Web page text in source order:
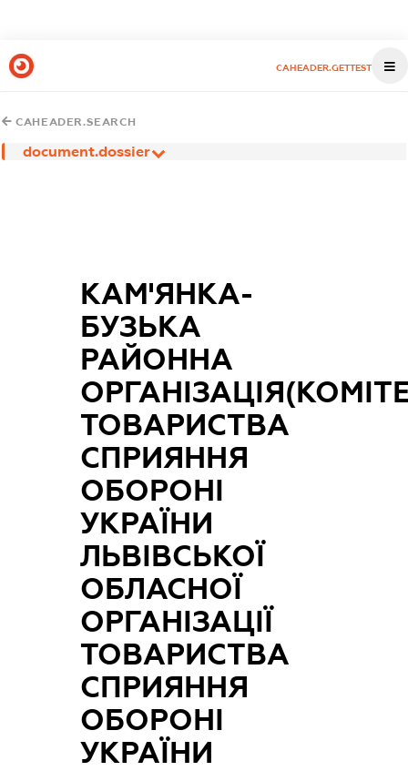
CAHEADER.GETTEST
CAHEADER.SEARCH
document.dossier
КАМ'ЯНКА-
БУЗЬКА
РАЙОННА
ТОВАРИСТВА
СПРИЯННЯ
ОБОРОНІ
УКРАЇНИ
ЛЬВІВСЬКОЇ
ОБЛАСНОЇ
ОРГАНІЗАЦІЇ
ТОВАРИСТВА
СПРИЯННЯ
ОБОРОНІ
УКРАЇНИ